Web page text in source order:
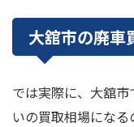
大舘市の廃車
では実際に、大舘
いの買取相場にな